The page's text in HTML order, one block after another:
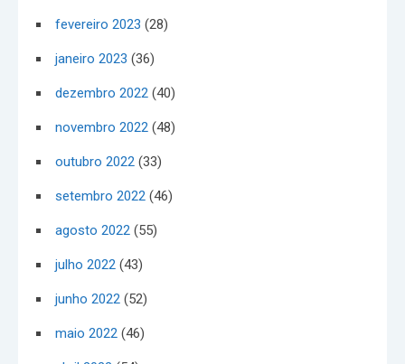
fevereiro 2023 (28)
janeiro 2023 (36)
dezembro 2022 (40)
novembro 2022 (48)
outubro 2022 (33)
setembro 2022 (46)
agosto 2022 (55)
julho 2022 (43)
junho 2022 (52)
maio 2022 (46)